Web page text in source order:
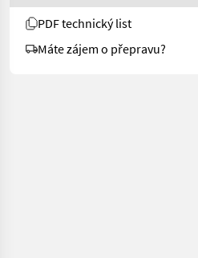
PDF technický list
Máte zájem o přepravu?